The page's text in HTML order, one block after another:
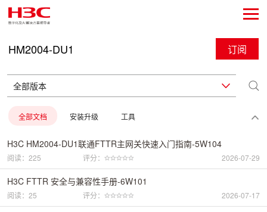
HM2004-DU1 订阅
全部文档 安装升级 工具
H3C HM2004-DU1联通FTTR主网关快速入门指南-5W104
阅读：225 评分： 2026-07-29
H3C FTTR 安全与兼容性手册-6W101
阅读：25 评分： 2026-07-17